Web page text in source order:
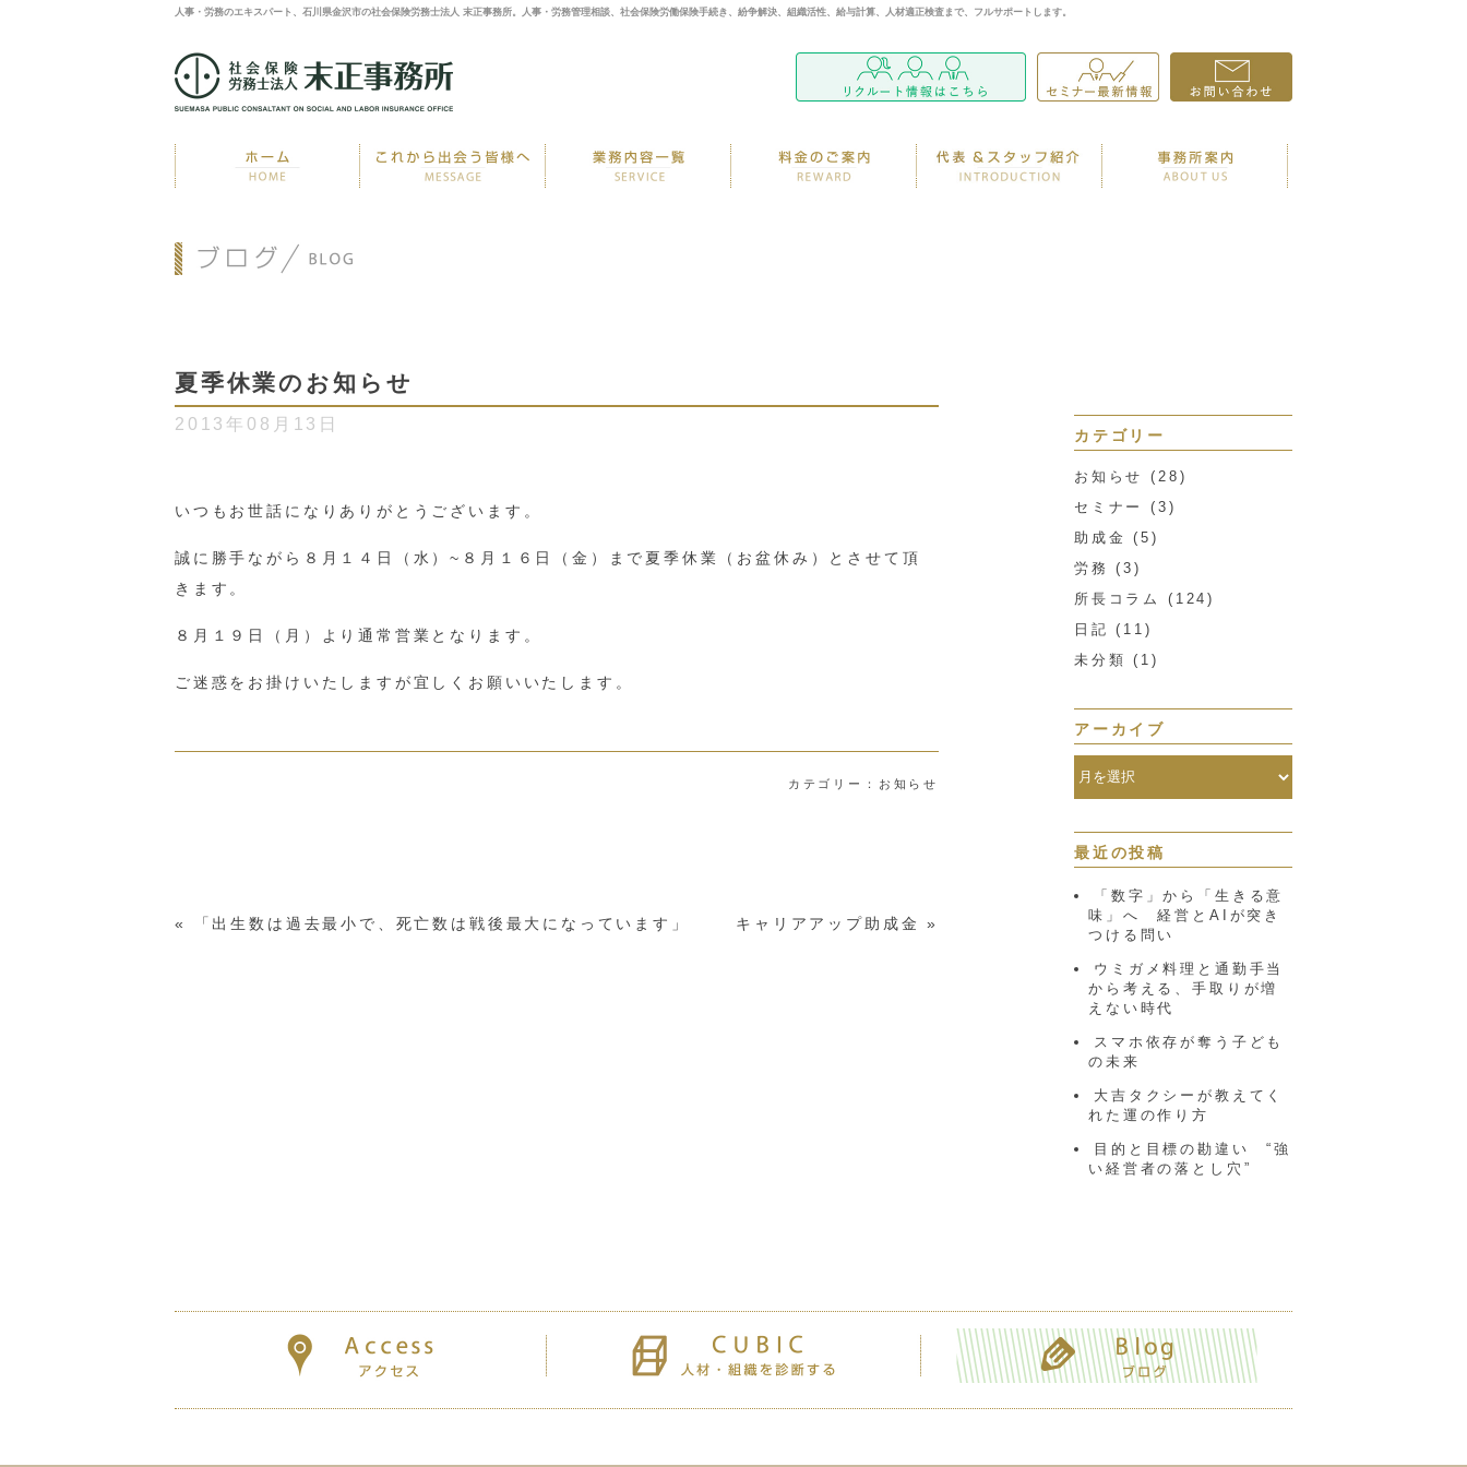
人事・労務のエキスパート、石川県金沢市の社会保険労務士法人 末正事務所。人事・労務管理相談、社会保険労働保険手続き、紛争解決、組織活性、給与計算、人材適正検査まで、フルサポートします。
カテゴリー
お知らせ
(28)
セミナー
(3)
助成金
(5)
労務
(3)
所長コラム
(124)
日記 (11)
未分類 (1)
アーカイブ
最近の投稿
「数字」から「生きる意
味」へ 経営とAIが突き
つける問い
ウミガメ料理と通勤手当
から考える、手取りが増
えない時代
スマホ依存が奪う子ども
の未来
大吉タクシーが教えてく
れた運の作り方
目的と目標の勘違い “強
い経営者の落とし穴”
夏季休業のお知らせ
2013年08月13日
いつもお世話になりありがとうございます。
誠に勝手ながら８月１４日（水）~８月１６日（金）まで夏季休業（お盆休み）とさせて頂
きます。
８月１９日（月）より通常営業となります。
ご迷惑をお掛けいたしますが宜しくお願いいたします。
カテゴリー： お知らせ
« 「出生数は過去最小で、死亡数は戦後最大になっています」 キャリアアップ助成金 »